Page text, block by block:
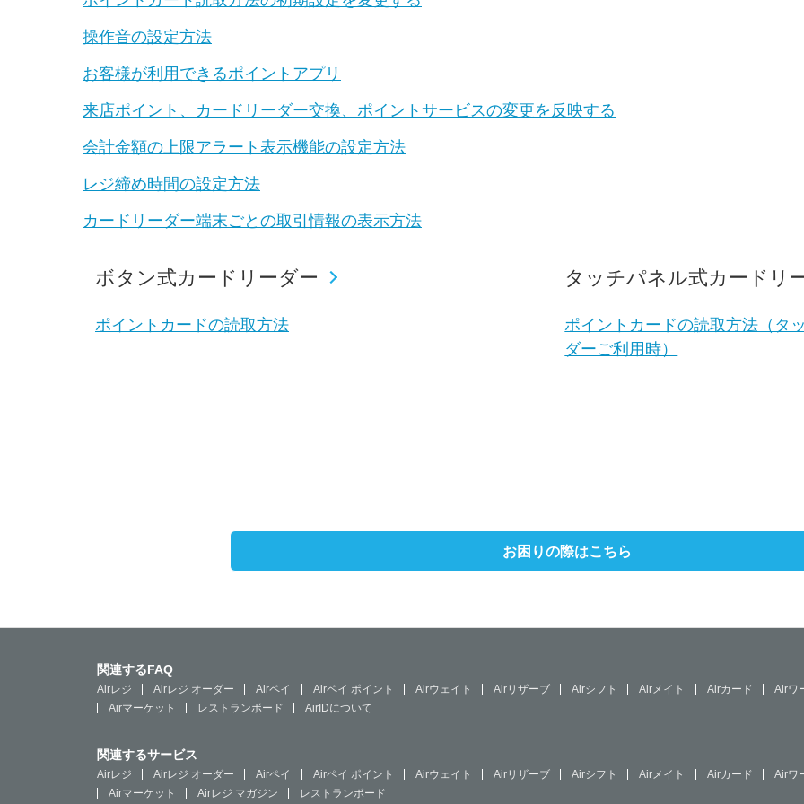
操作音の設定方法
お客様が利用できるポイントアプリ
来店ポイント、カードリーダー交換、ポイントサービスの変更を反映する
会計金額の上限アラート表示機能の設定方法
レジ締め時間の設定方法
カードリーダー端末ごとの取引情報の表示方法
ボタン式カードリーダー
ポイントカードの読取方法
タッチパネル式カードリ
ポイントカードの読取方法（タ
ダーご利用時）
お困りの際はこちら
関連するFAQ
Airレジ Airレジ オーダー Airペイ Airペイ ポイント Airウェイト Airリザーブ Airシフト Airメイト Airカード Airワ
Airマーケット
レストランボード AirIDについて
関連するサービス
Airレジ Airレジ オーダー Airペイ Airペイ ポイント Airウェイト Airリザーブ Airシフト Airメイト Airカード Airワ
Airマーケット
Airレジ マガジン レストランボード